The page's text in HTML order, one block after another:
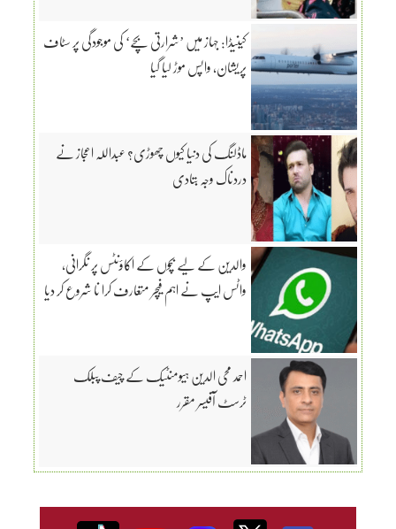
کینیڈا: جہاز میں ’شرارتی بچے‘ کی موجودگی پر سٹاف
پریشان، واپس موڑ لیا گیا
ماڈلنگ کی دنیا کیوں چھوڑی؟ عبداللہ اعجاز نے
دردناک وجہ بتادی
والدین کے لیے بچوں کے اکاؤنٹس پر نگرانی،
واٹس ایپ نے اہم فیچر متعارف کرا نا شروع کر دیا
احمد محی الدین ہیومنٹیک کے چیف پبلک
ٹرسٹ آفیسر مقرر